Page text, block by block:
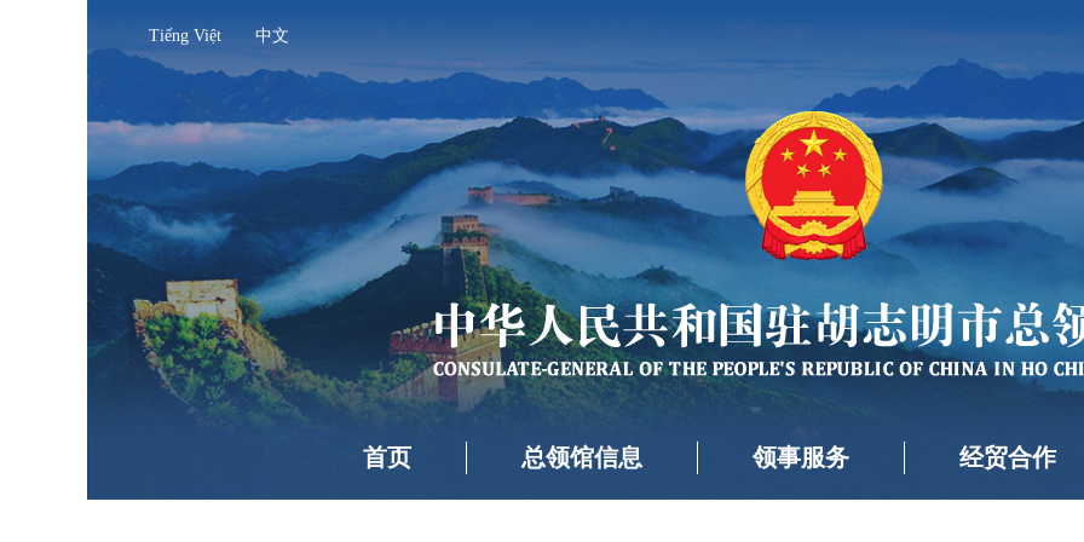
Tiếng Việt 中文
首页 总领馆信息 领事服务 经贸合作